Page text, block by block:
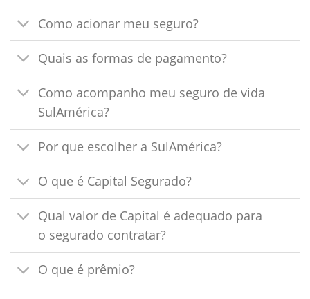
Como acionar meu seguro?
Quais as formas de pagamento?
Como acompanho meu seguro de vida
SulAmérica?
Por que escolher a SulAmérica?
O que é Capital Segurado?
Qual valor de Capital é adequado para
o segurado contratar?
O que é prêmio?